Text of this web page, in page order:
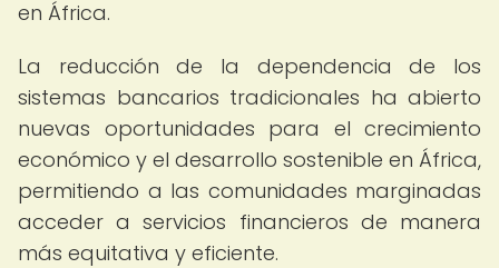
en África.
La reducción de la dependencia de los
sistemas bancarios tradicionales ha abierto
nuevas oportunidades para el crecimiento
económico y el desarrollo sostenible en África,
permitiendo a las comunidades marginadas
acceder a servicios financieros de manera
más equitativa y eficiente.